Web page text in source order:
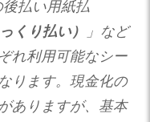
払い用紙払
くり払い）
」など
れ利用可能なシー
ります。現金化の
ありますが、基本